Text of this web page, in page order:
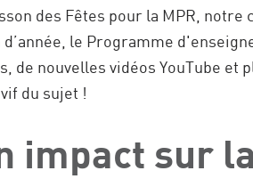
des Fêtes pour la MPR, notre
le Programme
de nouvelles vidéos YouTube et
du sujet !
impact sur